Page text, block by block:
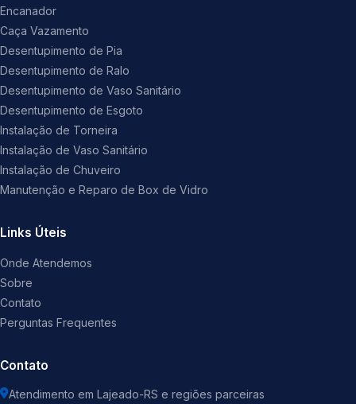
Encanador
Caça Vazamento
Desentupimento de Pia
Desentupimento de Ralo
Desentupimento de Vaso Sanitário
Desentupimento de Esgoto
Instalação de Torneira
Instalação de Vaso Sanitário
Instalação de Chuveiro
Manutenção e Reparo de Box de Vidro
Links Úteis
Onde Atendemos
Sobre
Contato
Perguntas Frequentes
Contato
Atendimento em Lajeado-RS e regiões parceiras